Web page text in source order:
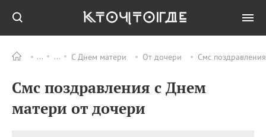
С Днем матери От дочери Смс
Смс поздравления с Днем
матери от дочери
ПРАЗДНИКИ Все
06.08
Преображение
Господне у западных